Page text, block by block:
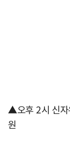
▲오후 2시 신자
원